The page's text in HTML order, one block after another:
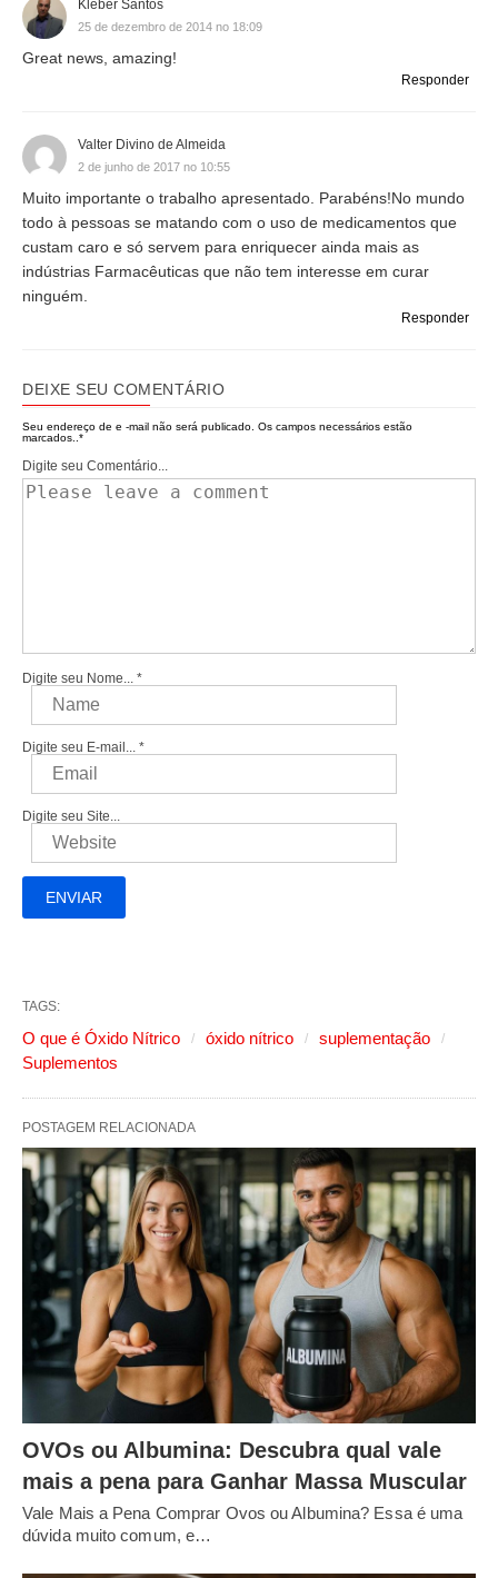
Kleber Santos
25 de dezembro de 2014 no 18:09
Great news, amazing!
Responder
Valter Divino de Almeida
2 de junho de 2017 no 10:55
Muito importante o trabalho apresentado. Parabéns!No mundo
todo à pessoas se matando com o uso de medicamentos que
custam caro e só servem para enriquecer ainda mais as
indústrias Farmacêuticas que não tem interesse em curar
ninguém.
Responder
DEIXE SEU COMENTÁRIO
Seu endereço de e -mail não será publicado. Os campos necessários estão
marcados..*
Digite seu Comentário...
Digite seu Nome... *
Digite seu E-mail... *
Digite seu Site...
TAGS:
O que é Óxido Nítrico óxido nítrico
suplementação
Suplementos
POSTAGEM RELACIONADA
OVOs ou Albumina: Descubra qual vale
mais a pena para Ganhar Massa Muscular
Vale Mais a Pena Comprar Ovos ou Albumina? Essa é uma
dúvida muito comum, e…